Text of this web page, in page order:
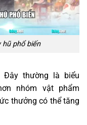
phổ biến
Đây thường là biểu
nhóm vật phẩm
thưởng có thể tăng